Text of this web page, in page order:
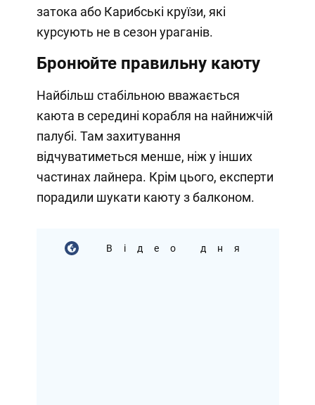
затока або Карибські круїзи, які
курсують не в сезон ураганів.
Бронюйте правильну каюту
Найбільш стабільною вважається
каюта в середині корабля на найнижчій
палубі. Там захитування
відчуватиметься менше, ніж у інших
частинах лайнера. Крім цього, експерти
порадили шукати каюту з балконом.
Відео дня